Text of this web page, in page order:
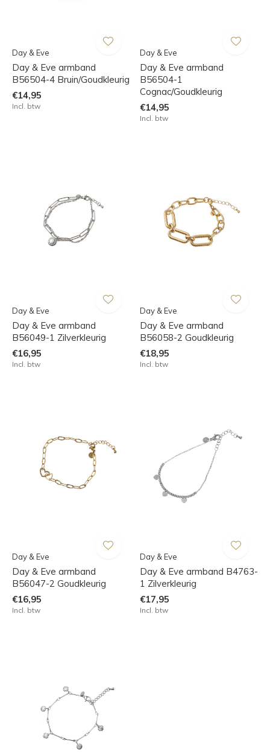
Day & Eve
Day & Eve armband
B56504-4 Bruin/Goudkleurig
€14,95
Incl. btw
Day & Eve
Day & Eve armband
B56504-1
Cognac/Goudkleurig
€14,95
Incl. btw
Day & Eve
Day & Eve armband
B56049-1 Zilverkleurig
€16,95
Incl. btw
Day & Eve
Day & Eve armband
B56058-2 Goudkleurig
€18,95
Incl. btw
Day & Eve
Day & Eve armband
B56047-2 Goudkleurig
€16,95
Incl. btw
Day & Eve
Day & Eve armband B4763-
1 Zilverkleurig
€17,95
Incl. btw